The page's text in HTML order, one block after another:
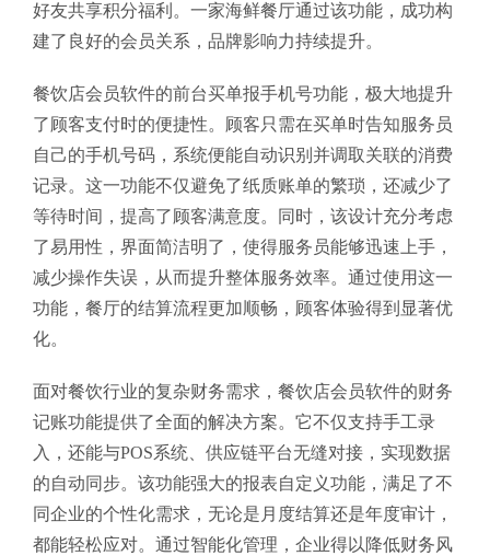
好友共享积分福利。一家海鲜餐厅通过该功能，成功构
建了良好的会员关系，品牌影响力持续提升。
餐饮店会员软件的前台买单报手机号功能，极大地提升
了顾客支付时的便捷性。顾客只需在买单时告知服务员
自己的手机号码，系统便能自动识别并调取关联的消费
记录。这一功能不仅避免了纸质账单的繁琐，还减少了
等待时间，提高了顾客满意度。同时，该设计充分考虑
了易用性，界面简洁明了，使得服务员能够迅速上手，
减少操作失误，从而提升整体服务效率。通过使用这一
功能，餐厅的结算流程更加顺畅，顾客体验得到显著优
化。
面对餐饮行业的复杂财务需求，餐饮店会员软件的财务
记账功能提供了全面的解决方案。它不仅支持手工录
入，还能与POS系统、供应链平台无缝对接，实现数据
的自动同步。该功能强大的报表自定义功能，满足了不
同企业的个性化需求，无论是月度结算还是年度审计，
都能轻松应对。通过智能化管理，企业得以降低财务风